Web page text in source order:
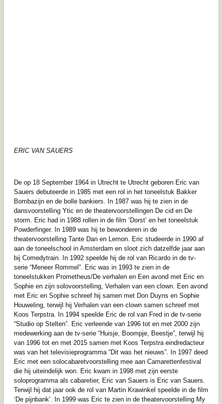
ERIC VAN SAUERS
De op 18 September 1964 in Utrecht te Utrecht geboren Eric van
Sauers debuteerde in 1985 met een rol in het toneelstuk Bakker
Bombazijn en de bolle bankiers. In 1987 was hij te zien in de
dansvoorstelling Ytic en de theatervoorstellingen De cid en De
storm. Eric had in 1988 rollen in de film ‘Dorst’ en het toneelstuk
Powderfinger. In 1989 was hij te bewonderen in de
theatervoorstelling Tante Dan en Lemon. Eric studeerde in 1990 af
aan de toneelschool in Amsterdam en sloot zich datzelfde jaar aan
bij Comedytrain. In 1992 speelde hij de rol van Ricardo in de tv-
serie “Meneer Rommel”. Eric was in 1993 te zien in de
toneelstukken Prometheus/De verhalen en Een avond met Eric en
Sophie en zijn solovoorstelling, Verhalen van een clown. Een avond
met Eric en Sophie schreef hij samen met Don Duyns en Sophie
Houweling, terwijl hij Verhalen van een clown samen schreef met
Koos Terpstra. In 1994 speelde Eric de rol van Fred in de tv-serie
“Studio op Stelten”. Eric verleende van 1996 tot en met 2000 zijn
medewerking aan de tv-serie “Huisje, Boompje, Beestje”, terwijl hij
van 1996 tot en met 2015 samen metKoos Terpstra eindredacteur
was van het televisieprogramma “Dit was het nieuws”. In 1997 deed
Eric met een solocabaretvoorstelling mee aan Camarettenfestival
die hij uiteindelijk won. Eric kwam in 1998 met zijn eerste
soloprogramma als cabaretier, Eric van Sauers is Eric van Sauers.
Terwijl hij dat jaar ook de rol van Martin Krawinkel speelde in de film
‘De pijnbank’. In 1999 was Eric te zien in de theatervoorstelling My